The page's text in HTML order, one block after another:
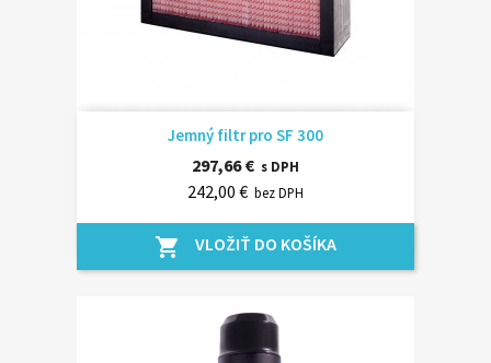
Jemný filtr pro SF 300
297,66 € s DPH
242,00 € bez DPH
shopping_cart VLOŽIŤ DO KOŠÍKA